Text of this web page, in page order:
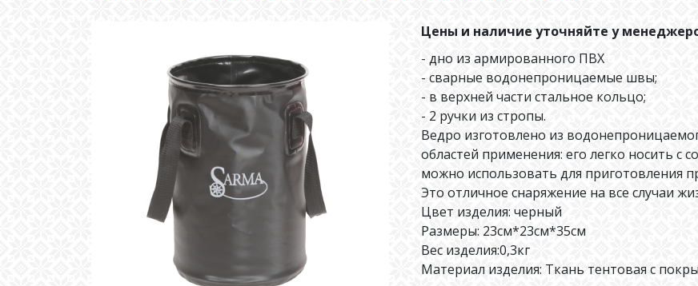
Цены и наличие уточняйте у
- дно из армированного ПВХ
- сварные водонепроницаемые швы;
- в верхней части стальное кольцо;
- 2 ручки из стропы.
Ведро изготовлено из
областей применения: его легко носить с
можно использовать для приготовления
Это отличное снаряжение на все случаи
Цвет изделия: черный
Размеры: 23см*23см*35см
Вес изделия:0,3кг
Материал изделия: Ткань тентовая с